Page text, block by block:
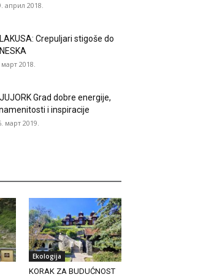
април 2018.
Crepuljari stigoše do
2018.
Grad dobre energije,
i inspiracije
март 2019.
Ekologija
KORAK ZA BUDUĆNOST